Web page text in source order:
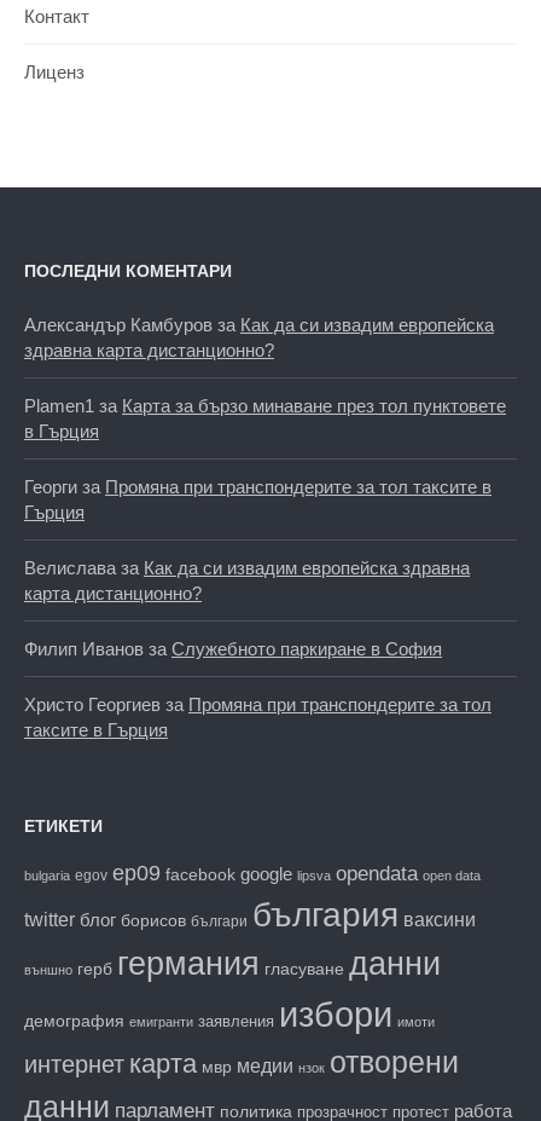
Контакт
Лиценз
ПОСЛЕДНИ КОМЕНТАРИ
Александър Камбуров за Как да си извадим европейска
здравна карта дистанционно?
Plamen1 за Карта за бързо минаване през тол пунктовете
в Гърция
Георги за Промяна при транспондерите за тол таксите в
Гърция
Велислава за Как да си извадим европейска здравна
карта дистанционно?
Филип Иванов за Служебното паркиране в София
Христо Георгиев за Промяна при транспондерите за тол
таксите в Гърция
ЕТИКЕТИ
bulgaria egov ep09 facebook google lipsva opendata open data
twitter блог борисов българи българия ваксини
външно герб германия гласуване данни
демография емигранти заявления избори имоти
интернет карта мвр медии нзок отворени
данни парламент политика прозрачност протест работа